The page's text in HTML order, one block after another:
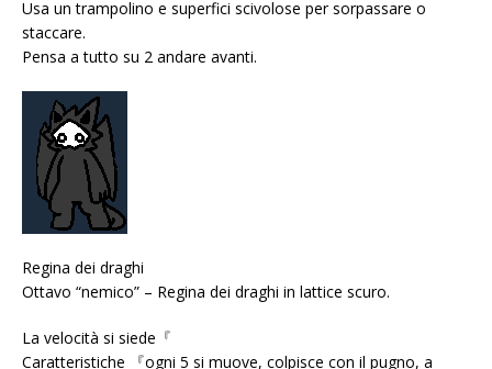
Usa un trampolino e superfici scivolose per sorpassare o
staccare.
Pensa a tutto su 2 andare avanti.
Regina dei draghi
Ottavo “nemico” – Regina dei draghi in lattice scuro.
La velocità si siede『
Caratteristiche 『ogni 5 si muove, colpisce con il pugno, a